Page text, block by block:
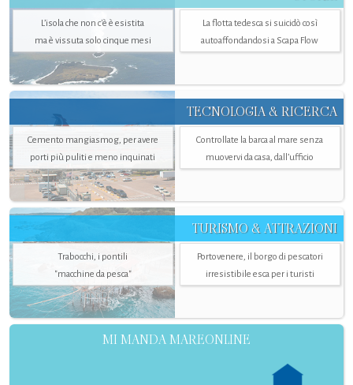
L’isola che non c'è è esistita
ma è vissuta solo cinque mesi
La flotta tedesca si suicidò così
autoaffondandosi a Scapa Flow
TECNOLOGIA & RICERCA
Cemento mangiasmog, per avere
porti più puliti e meno inquinati
Controllate la barca al mare senza
muovervi da casa, dall’ufficio
TURISMO & ATTRAZIONI
Trabocchi, i pontili
"macchine da pesca"
Portovenere, il borgo di pescatori
irresistibile esca per i turisti
MI MANDA MAREONLINE